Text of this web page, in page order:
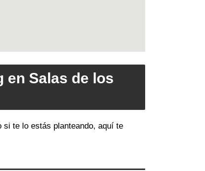
en Salas de los
te lo estás planteando, aquí te